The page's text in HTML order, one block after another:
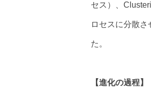
セス）、
ロセスに分散
た。
【進化の過程】